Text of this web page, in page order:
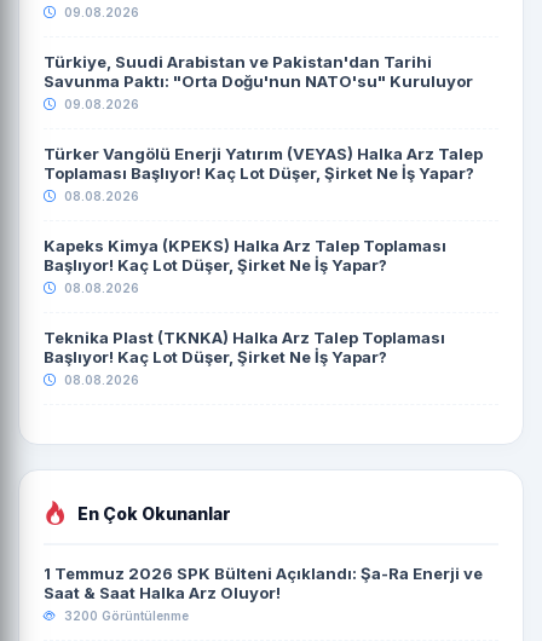
09.08.2026
Türkiye, Suudi Arabistan ve Pakistan'dan Tarihi
Savunma Paktı: "Orta Doğu'nun NATO'su" Kuruluyor
09.08.2026
Türker Vangölü Enerji Yatırım (VEYAS) Halka Arz Talep
Toplaması Başlıyor! Kaç Lot Düşer, Şirket Ne İş Yapar?
08.08.2026
Kapeks Kimya (KPEKS) Halka Arz Talep Toplaması
Başlıyor! Kaç Lot Düşer, Şirket Ne İş Yapar?
08.08.2026
Teknika Plast (TKNKA) Halka Arz Talep Toplaması
Başlıyor! Kaç Lot Düşer, Şirket Ne İş Yapar?
08.08.2026
En Çok Okunanlar
1 Temmuz 2026 SPK Bülteni Açıklandı: Şa-Ra Enerji ve
Saat & Saat Halka Arz Oluyor!
3200 Görüntülenme